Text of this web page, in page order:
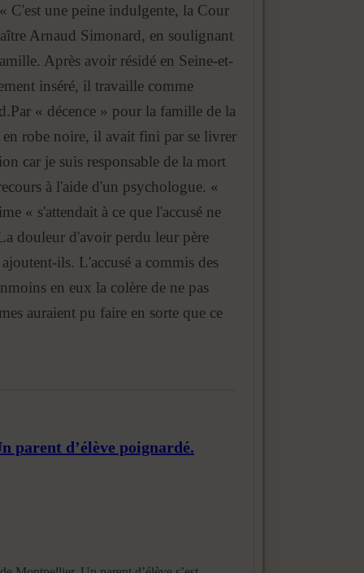
C'est une peine indulgente, la Cour
Arnaud Simonard, en soulignant
Après avoir résidé en Seine-et-
inséré, il travaille comme
« décence » pour la famille de la
en robe noire, il avait fini par se livrer
car je suis responsable de la mort
à l'aide d'un psychologue. «
« s'attendait à ce que l'accusé ne
douleur d'avoir perdu leur père
ils. L'accusé a commis des
en eux la colère de ne pas
auraient pu faire en sorte que ce
parent d’élève poignardé.